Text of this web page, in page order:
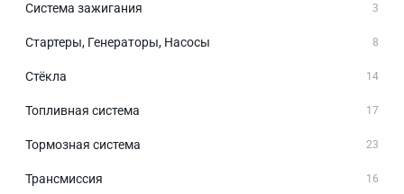
Система зажигания 3
Стартеры, Генераторы, Насосы 8
Стёкла 14
Топливная система 17
Тормозная система 23
Трансмиссия 16